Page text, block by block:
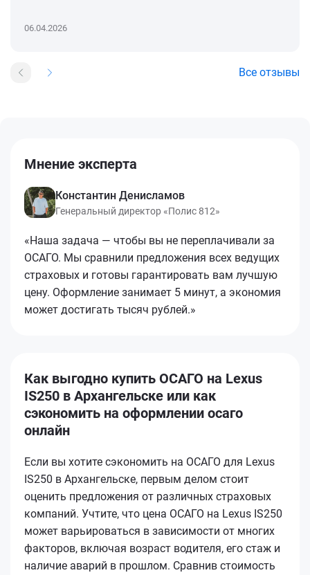
06.04.2026
Все отзывы
Мнение эксперта
Константин Денисламов
Генеральный директор «Полис 812»
«Наша задача — чтобы вы не переплачивали за
ОСАГО. Мы сравнили предложения всех ведущих
страховых и готовы гарантировать вам лучшую
цену. Оформление занимает 5 минут, а экономия
может достигать тысяч рублей.»
Как выгодно купить ОСАГО на Lexus
IS250 в Архангельске или как
сэкономить на оформлении осаго
онлайн
Если вы хотите сэкономить на ОСАГО для Lexus
IS250 в Архангельске, первым делом стоит
оценить предложения от различных страховых
компаний. Учтите, что цена ОСАГО на Lexus IS250
может варьироваться в зависимости от многих
факторов, включая возраст водителя, его стаж и
наличие аварий в прошлом. Сравнив стоимость